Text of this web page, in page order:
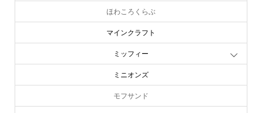
ほわころくらぶ
マインクラフト
ミッフィー
ミニオンズ
モフサンド